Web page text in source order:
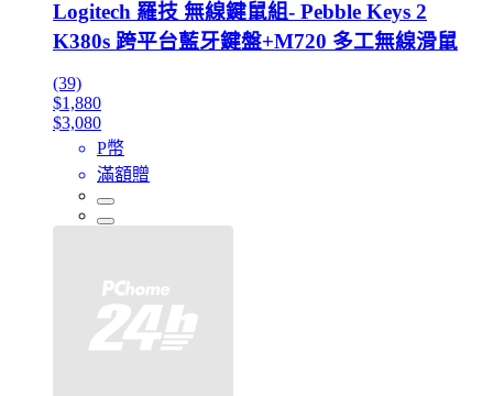
Logitech 羅技 無線鍵鼠組- Pebble Keys 2
K380s 跨平台藍牙鍵盤+M720 多工無線滑鼠
(39)
$1,880
$3,080
P幣
滿額贈